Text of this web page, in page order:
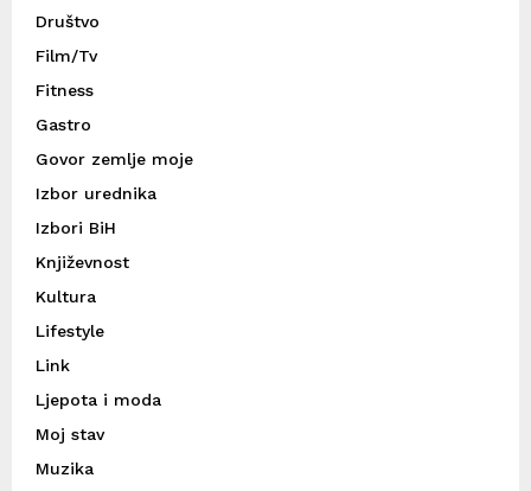
Društvo
Film/Tv
Fitness
Gastro
Govor zemlje moje
Izbor urednika
Izbori BiH
Književnost
Kultura
Lifestyle
Link
Ljepota i moda
Moj stav
Muzika